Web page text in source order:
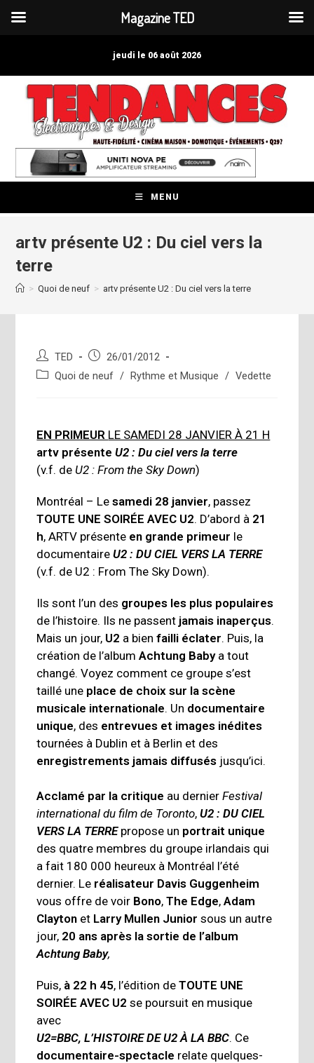
jeudi le 06 août 2026
MENU
artv présente U2 : Du ciel vers la
terre
> Quoi de neuf > artv présente U2 : Du ciel vers la terre
Auteur/autrice
de
TED
Publication
publiée :
26/01/2012
PostQuoi de neuf / Rythme et Musique / Vedette
EN PRIMEUR LE SAMEDI 28 JANVIER À 21 H
artv présente U2 : Du ciel vers la terre
(v.f. de U2 : From the Sky Down)
Montréal – Lesamedi 28 janvier, passez
TOUTE UNE SOIRÉE AVEC U2. D’abord à 21
h, ARTV présente en grande primeur le
documentaire U2 : DU CIEL VERS LA TERRE
(v.f. de U2 : From The Sky Down).
Ils sont l’un des groupes les plus populaires
de l’histoire. Ils ne passent jamais inaperçus.
Mais un jour, U2 a bienfailli éclater. Puis, la
création de l’albumAchtung Babya tout
changé. Voyez comment ce groupe s’est
taillé une place de choix sur la scène
musicale internationale. Un documentaire
unique, des entrevues et images inédites
tournées à Dublin et à Berlin et des
enregistrements jamais diffusés jusqu’ici.
Acclamé par la critique au dernierFestival
international du film de Toronto,U2 : DU CIEL
VERS LA TERRE propose un portrait unique
des quatre membres du groupe irlandais qui
a fait 180 000 heureux à Montréal l’été
dernier. Le réalisateur Davis Guggenheim
vous offre de voir Bono,The Edge,Adam
Clayton et Larry Mullen Junior sous un autre
jour, 20 ans après la sortie de l’album
Achtung Baby,
Puis, à 22 h 45, l’édition deTOUTE UNE
SOIRÉE AVEC U2 se poursuit en musique
avec
U2=BBC, L’HISTOIRE DE U2 À LA BBC. Ce
documentaire-spectacle relate quelques-
Magazine TED